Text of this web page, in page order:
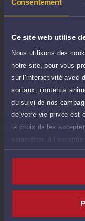
Consentement
Ce site web utilise
Nous utilisons des
notre site, pour vous
sur l’interactivité avec
sociaux, contenus
du suivi de nos
de votre vie privée est
le choix de les
paramétrer, à
nécessaires au
de 1.000
Etude de
d'ajout
Compétences